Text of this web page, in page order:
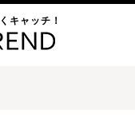
キャッチ！